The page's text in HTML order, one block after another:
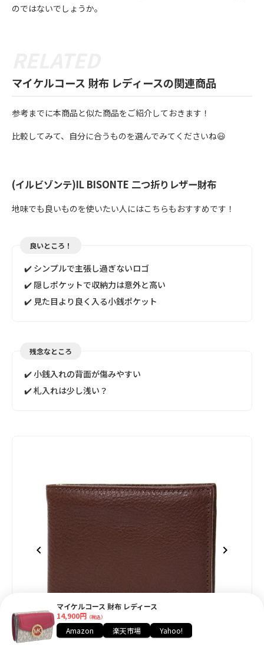
のではないでしょうか。
マイケルコース 財布 レディースの関連商品
参考までに本商品と似た商品をご紹介しておきます！
比較してみて、自分に合うものを選んでみてくださいね😃
(イルビゾンテ)IL BISONTE 二つ折りレザー財布
地味でも良いものを使いたい人にはこちらもおすすめです！
良いところ！
✔️ シンプルで主張し過ぎないロゴ
✔️ 隠しポケットで収納力は意外と高い
✔️ 見た目より良く入る小銭ポケット
残念なところ
✔️ 小銭入れの背面が傷みやすい
✔️ 札入れは少し浅い？
マイケルコース 財布 レディース
14,900円 （税込）
Amazon 楽天市場 Yahoo!